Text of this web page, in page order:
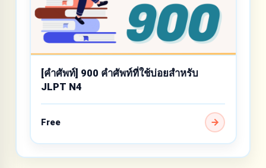
[คำศัพท์] 900 คำศัพท์ที่ใช้บ่อยสำหรับ
JLPT N4
Free